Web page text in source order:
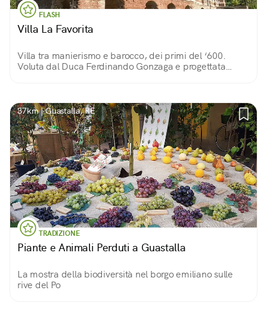
FLASH
Villa La Favorita
Villa tra manierismo e barocco, dei primi del ‘600.
Voluta dal Duca Ferdinando Gonzaga e progettata
37km | Guastalla, RE
TRADIZIONE
Piante e Animali Perduti a Guastalla
La mostra della biodiversità nel borgo emiliano sulle
rive del Po